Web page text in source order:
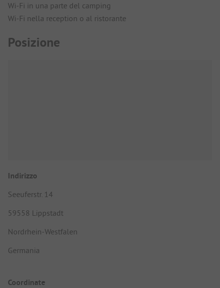
Wi-Fi in una parte del camping
Wi-Fi nella reception o al ristorante
Posizione
Indirizzo
Seeuferstr. 14
59558 Lippstadt
Nordrhein-Westfalen
Germania
Coordinate